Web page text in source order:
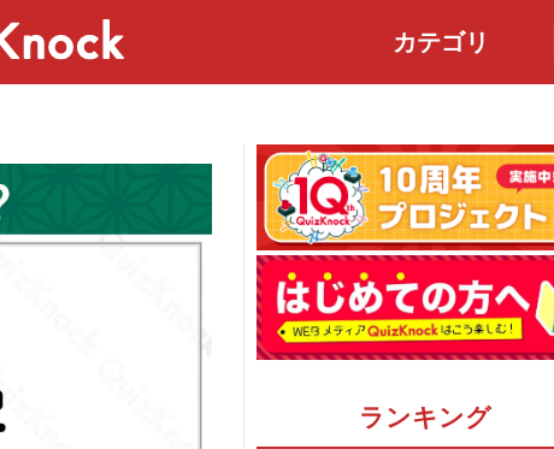
カテゴリ
ランキング